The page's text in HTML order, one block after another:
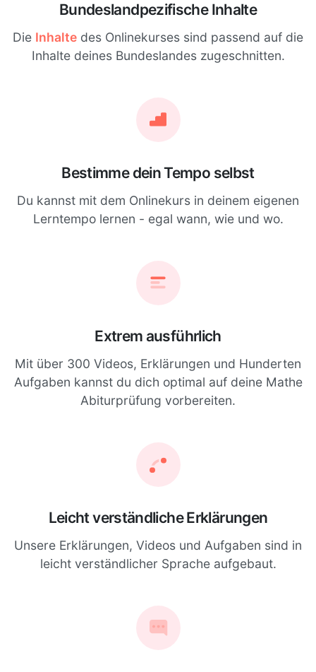
Bundeslandpezifische Inhalte
Die Inhalte des Onlinekurses sind passend auf die
Inhalte deines Bundeslandes zugeschnitten.
Bestimme dein Tempo selbst
Du kannst mit dem Onlinekurs in deinem eigenen
Lerntempo lernen - egal wann, wie und wo.
Extrem ausführlich
Mit über 300 Videos, Erklärungen und Hunderten
Aufgaben kannst du dich optimal auf deine Mathe
Abiturprüfung vorbereiten.
Leicht verständliche Erklärungen
Unsere Erklärungen, Videos und Aufgaben sind in
leicht verständlicher Sprache aufgebaut.